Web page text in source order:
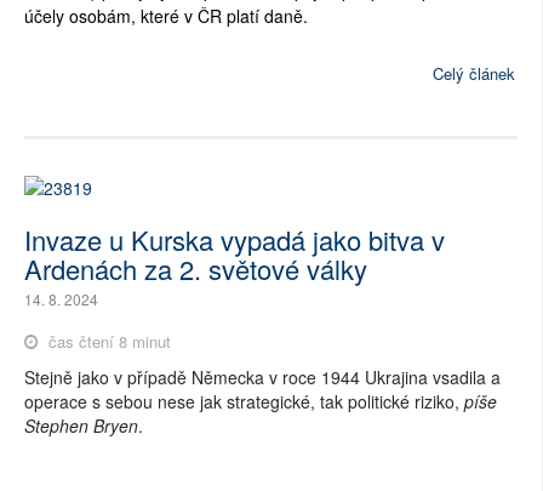
účely osobám, které v ČR platí daně.
Celý článek
Invaze u Kurska vypadá jako bitva v
Ardenách za 2. světové války
14. 8. 2024
čas čtení 8 minut
Stejně jako v případě Německa v roce 1944 Ukrajina vsadila a
operace s sebou nese jak strategické, tak politické riziko, píše
Stephen Bryen.